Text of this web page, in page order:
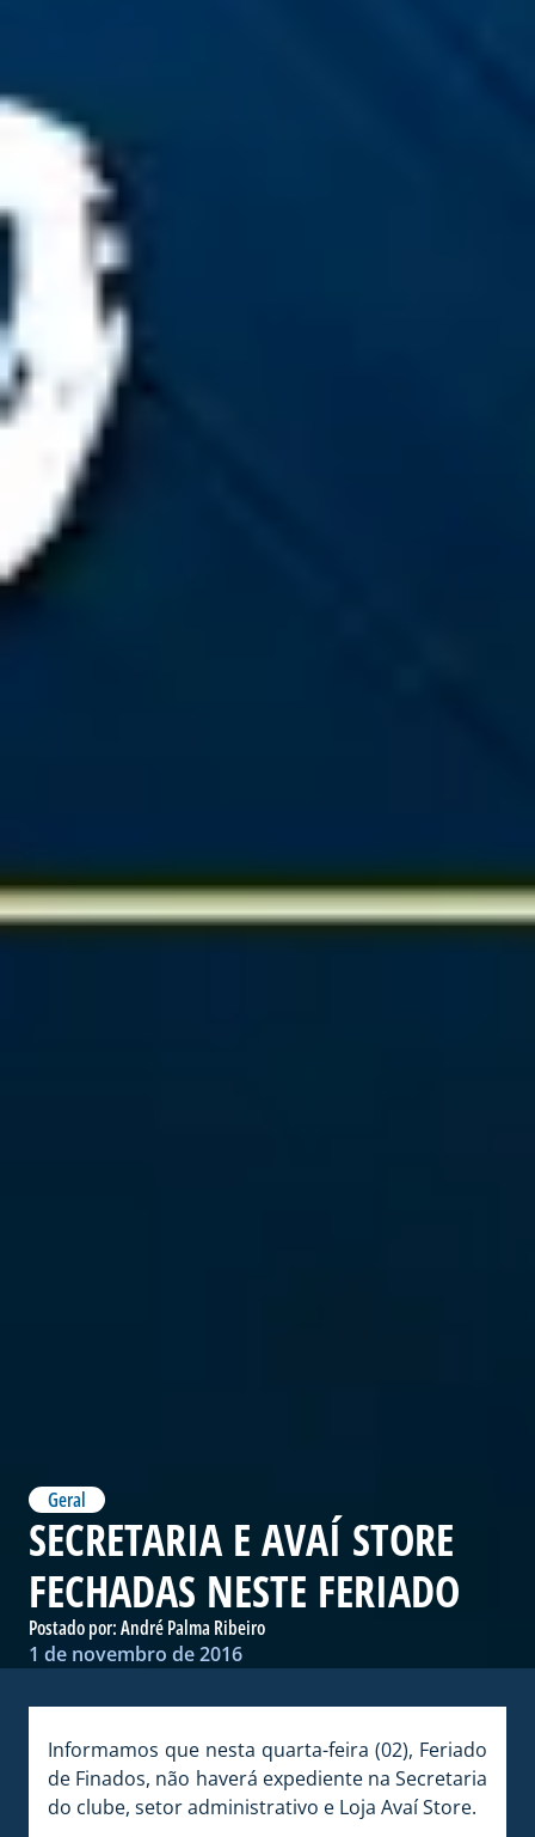
Geral
SECRETARIA E AVAÍ STORE
FECHADAS NESTE FERIADO
Postado por:André Palma Ribeiro
1 de novembro de 2016
Informamos que nesta quarta-feira (02), Feriado
de Finados, não haverá expediente na Secretaria
do clube, setor administrativo e Loja Avaí Store.